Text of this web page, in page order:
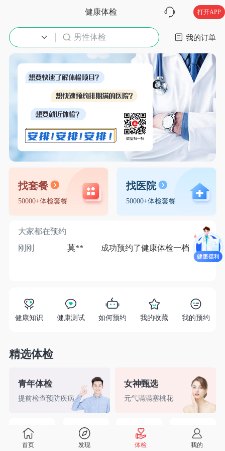
健康体检 打开APP
男性体检 入职体检 我的订单
找套餐
50000+体检套餐
找医院
50000+体检套餐
大家都在预约
刚刚
莫** 成功预约了健康体检一档 1分
健康知识 健康测试 如何预约 我的收藏 我的预约
精选体检
青年体检
提前检查预防疾病
女神甄选
元气满满塞桃花
精英白领 备孕检查 入职体检 婚前检查
首页 发现 体检 我的